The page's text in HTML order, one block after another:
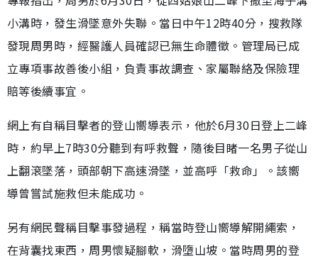
小溝時，發生滑墜意外失聯。當日中午12時40分，搜救隊
發現周男時，經醫護人員確認已無生命體徵。管理局已成
立專項事故善後小組，負責事故調查、家屬聯絡及保險理
賠等後續事宜。
網上有自稱目擊者的登山嚮導表示，他於6月30日登上二峰
時，約早上7時30分聽到有呼救聲，隨後目睹一名男子從山
上翻滾墜落，頭部朝下高速滑墜，並高呼「救命」。該嚮
導曾嘗試施救但未能成功。
另有網民聲稱目擊事發過程，稱當時登山嚮導解開繩索，
在背囊找東西，周男懷疑腳軟，滑墮山坡。當時周男的登